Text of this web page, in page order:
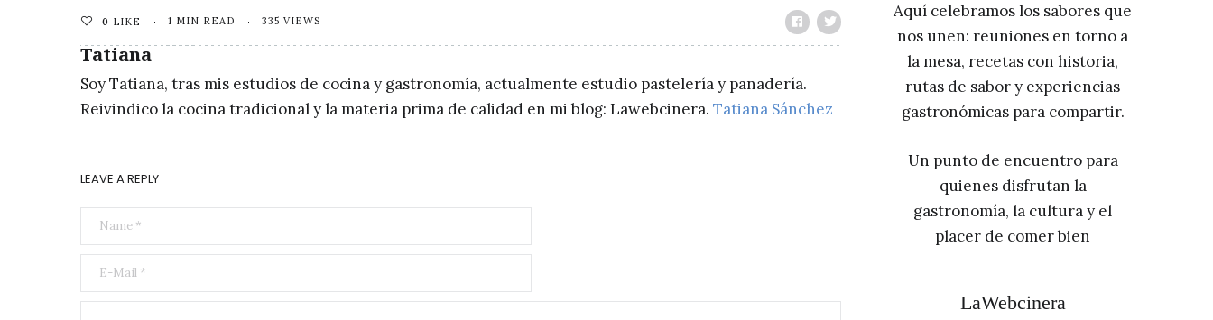
0 LIKE 1 MIN READ 335 VIEWS
Tatiana
Soy Tatiana, tras mis estudios de cocina y gastronomía, actualmente estudio pastelería y panadería.
Reivindico la cocina tradicional y la materia prima de calidad en mi blog: Lawebcinera. Tatiana Sánchez
LEAVE A REPLY
Aquí celebramos los sabores que
nos unen: reuniones en torno a
la mesa, recetas con historia,
rutas de sabor y experiencias
gastronómicas para compartir.
Un punto de encuentro para
quienes disfrutan la
gastronomía, la cultura y el
placer de comer bien
LaWebcinera